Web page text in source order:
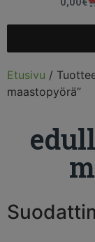
Etusivu /
maastopyörä”